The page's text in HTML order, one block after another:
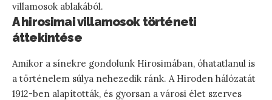
villamosok ablakából.
A hirosimai villamosok történeti
áttekintése
Amikor a sínekre gondolunk Hirosimában, óhatatlanul is
a történelem súlya nehezedik ránk. A Hiroden hálózatát
1912-ben alapították, és gyorsan a városi élet szerves